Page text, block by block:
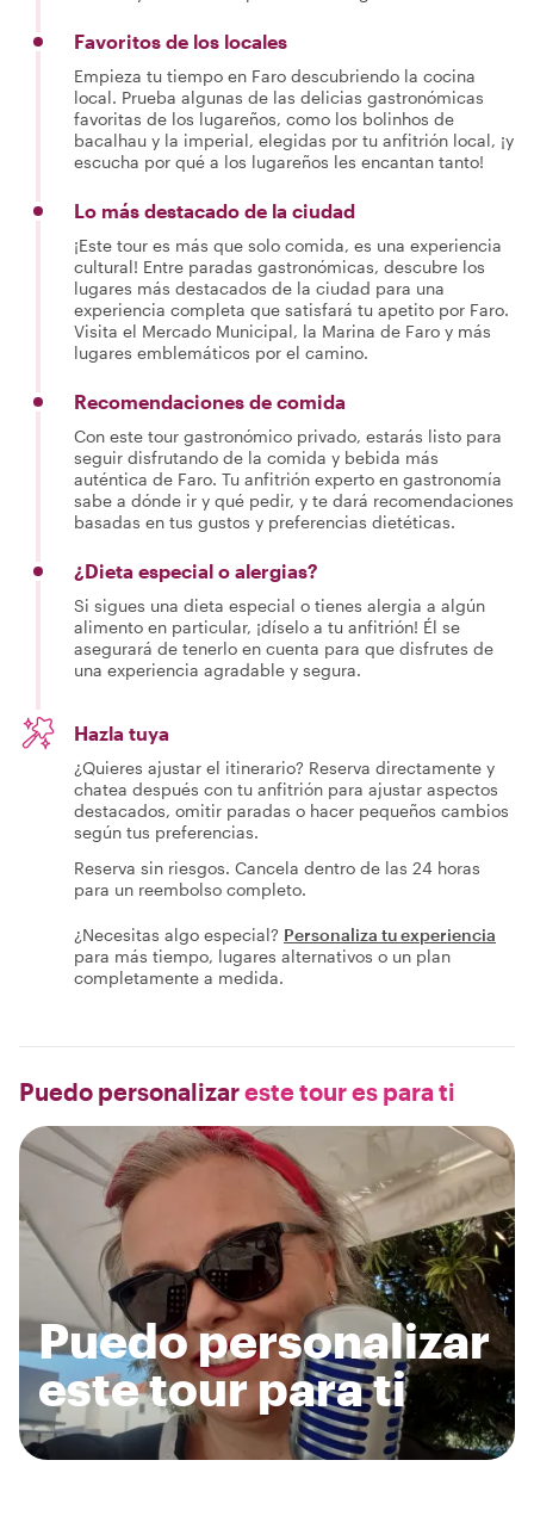
Favoritos de los locales
Empieza tu tiempo en Faro descubriendo la cocina
local. Prueba algunas de las delicias gastronómicas
favoritas de los lugareños, como los bolinhos de
bacalhau y la imperial, elegidas por tu anfitrión local, ¡y
escucha por qué a los lugareños les encantan tanto!
Lo más destacado de la ciudad
¡Este tour es más que solo comida, es una experiencia
cultural! Entre paradas gastronómicas, descubre los
lugares más destacados de la ciudad para una
experiencia completa que satisfará tu apetito por Faro.
Visita el Mercado Municipal, la Marina de Faro y más
lugares emblemáticos por el camino.
Recomendaciones de comida
Con este tour gastronómico privado, estarás listo para
seguir disfrutando de la comida y bebida más
auténtica de Faro. Tu anfitrión experto en gastronomía
sabe a dónde ir y qué pedir, y te dará recomendaciones
basadas en tus gustos y preferencias dietéticas.
¿Dieta especial o alergias?
Si sigues una dieta especial o tienes alergia a algún
alimento en particular, ¡díselo a tu anfitrión! Él se
asegurará de tenerlo en cuenta para que disfrutes de
una experiencia agradable y segura.
Hazla tuya
¿Quieres ajustar el itinerario? Reserva directamente y
chatea después con tu anfitrión para ajustar aspectos
destacados, omitir paradas o hacer pequeños cambios
según tus preferencias.
Reserva sin riesgos. Cancela dentro de las 24 horas
para un reembolso completo.
¿Necesitas algo especial? Personaliza tu experiencia
para más tiempo, lugares alternativos o un plan
completamente a medida.
Puedo personalizareste tour es para ti
Puedo personalizar
este tour para ti